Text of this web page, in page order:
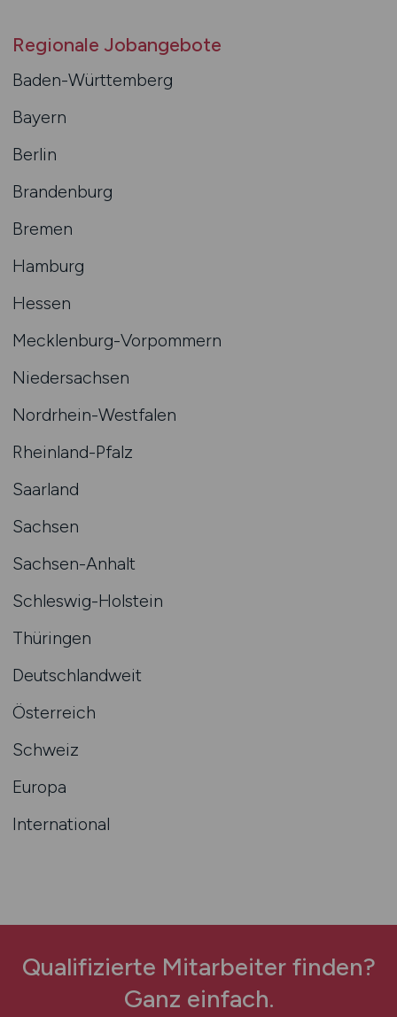
Regionale Jobangebote
Baden-Württemberg
Bayern
Berlin
Brandenburg
Bremen
Hamburg
Hessen
Mecklenburg-Vorpommern
Niedersachsen
Nordrhein-Westfalen
Rheinland-Pfalz
Saarland
Sachsen
Sachsen-Anhalt
Schleswig-Holstein
Thüringen
Deutschlandweit
Österreich
Schweiz
Europa
International
Qualifizierte Mitarbeiter finden?
Ganz einfach.